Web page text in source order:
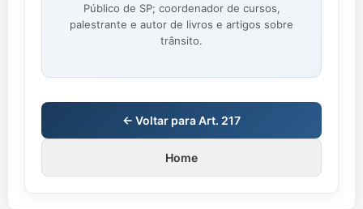
Público de SP; coordenador de cursos,
palestrante e autor de livros e artigos sobre
trânsito.
← Voltar para Art. 217
Home